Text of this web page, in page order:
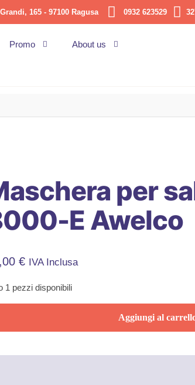
165 - 97100 Ragusa 0932 623529
Promo About us
per
E Awelco
€ IVA Inclusa
1 pezzi disponibili
Aggiungi al